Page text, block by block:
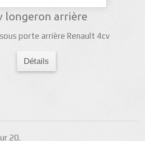
longeron arrière
porte arrière Renault 4cv
Détails
20.